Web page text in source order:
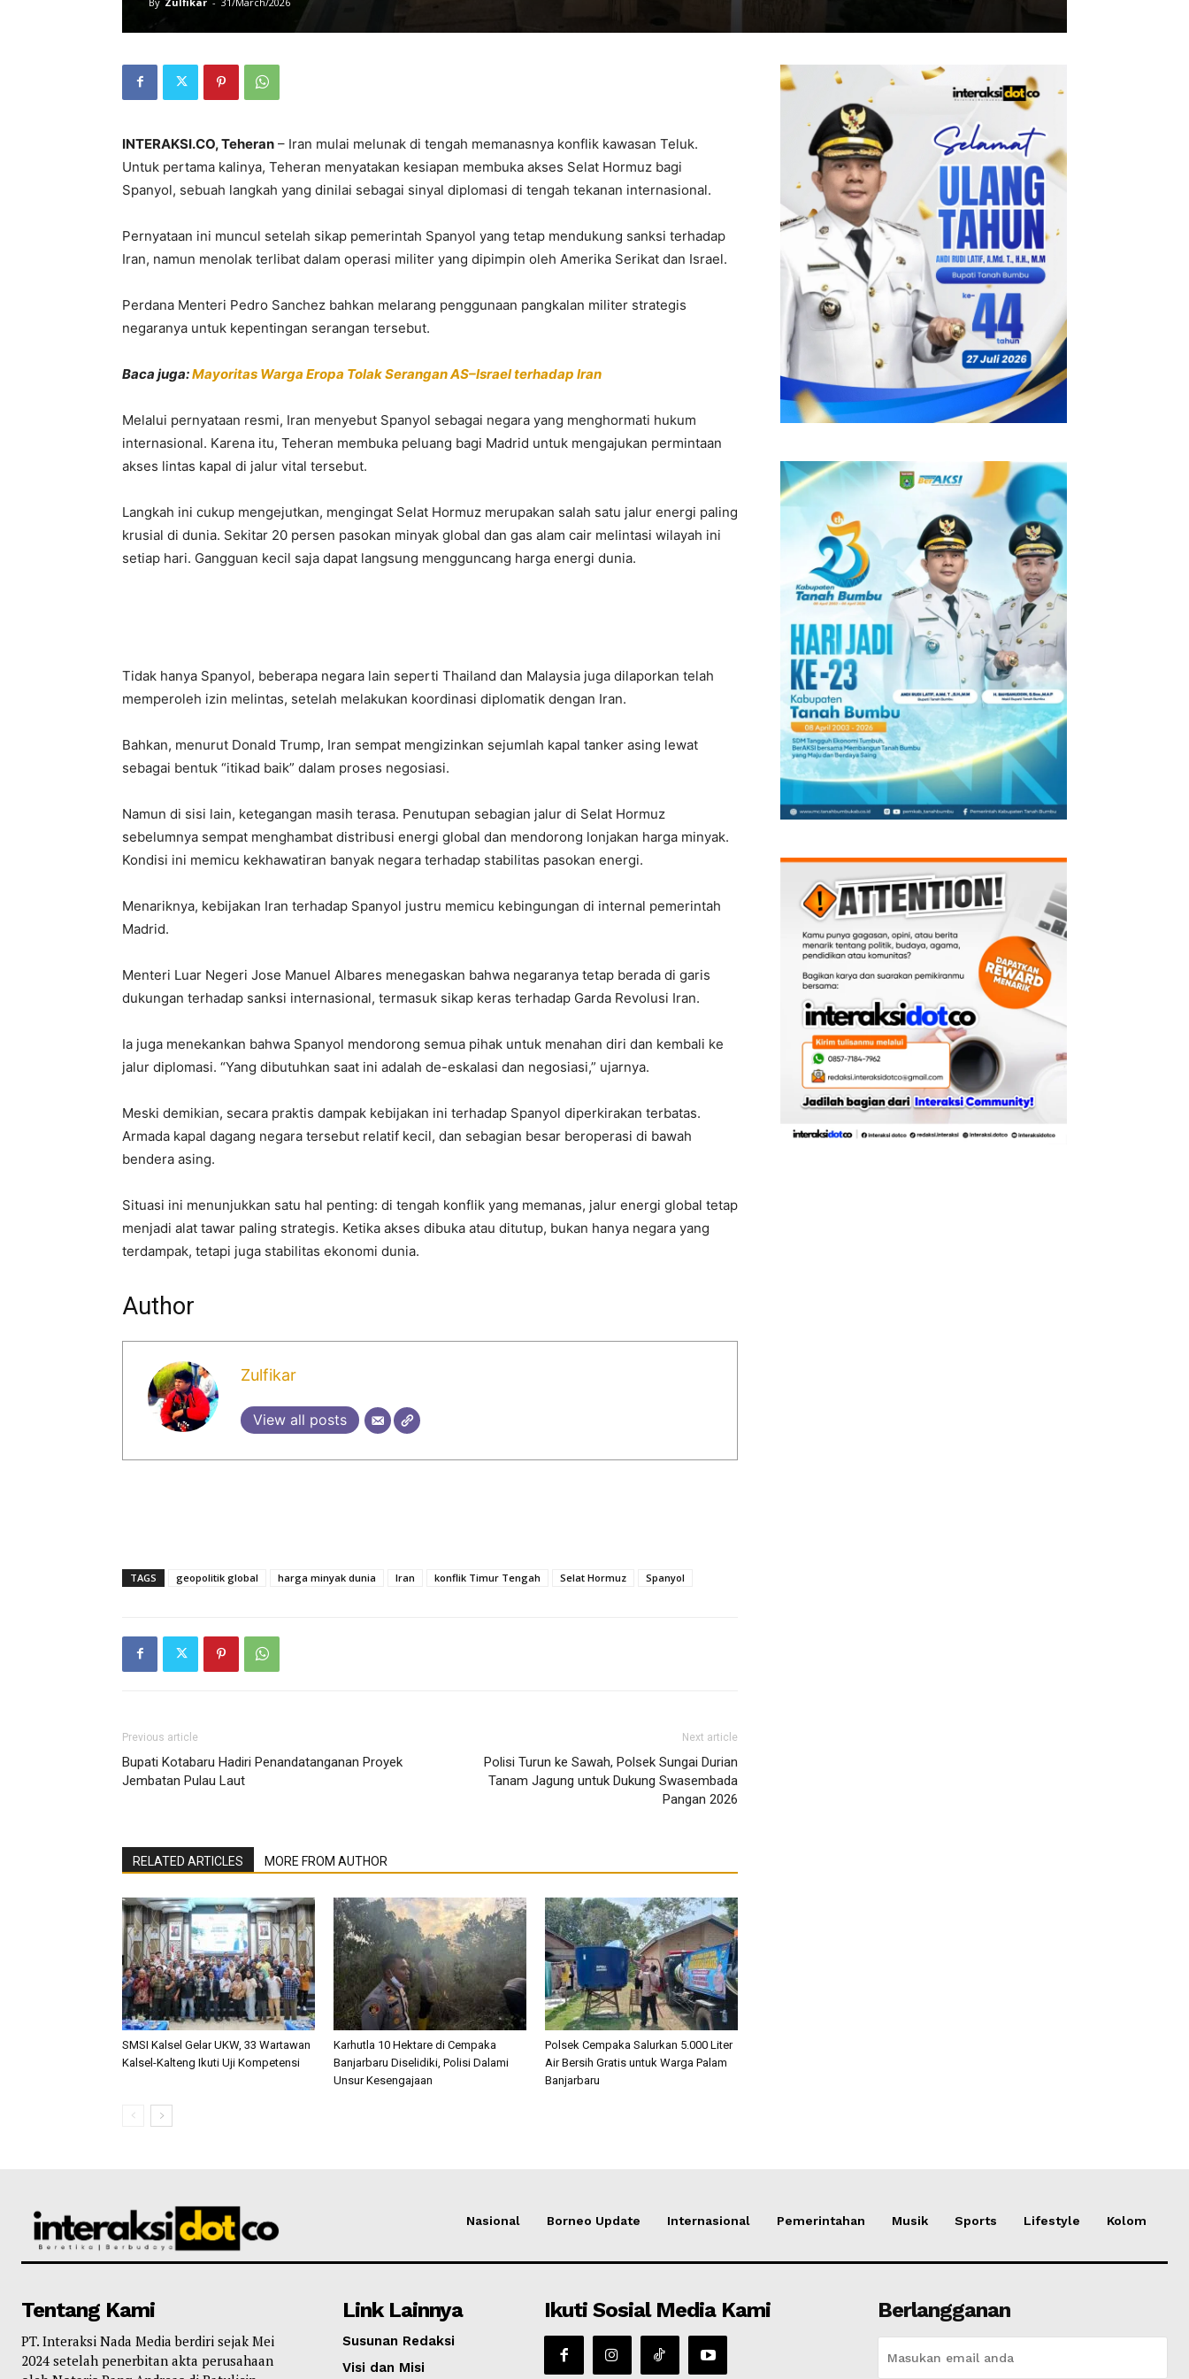
INTERAKSI.CO, Teheran – Iran mulai melunak di tengah memanasnya konflik kawasan Teluk.
Untuk pertama kalinya, Teheran menyatakan kesiapan membuka akses Selat Hormuz bagi
Spanyol, sebuah langkah yang dinilai sebagai sinyal diplomasi di tengah tekanan internasional.
Pernyataan ini muncul setelah sikap pemerintah Spanyol yang tetap mendukung sanksi terhadap
Iran, namun menolak terlibat dalam operasi militer yang dipimpin oleh Amerika Serikat dan Israel.
Perdana Menteri Pedro Sanchez bahkan melarang penggunaan pangkalan militer strategis
negaranya untuk kepentingan serangan tersebut.
Baca juga:Mayoritas Warga Eropa Tolak Serangan AS–Israel terhadap Iran
Melalui pernyataan resmi, Iran menyebut Spanyol sebagai negara yang menghormati hukum
internasional. Karena itu, Teheran membuka peluang bagi Madrid untuk mengajukan permintaan
akses lintas kapal di jalur vital tersebut.
Langkah ini cukup mengejutkan, mengingat Selat Hormuz merupakan salah satu jalur energi paling
krusial di dunia. Sekitar 20 persen pasokan minyak global dan gas alam cair melintasi wilayah ini
setiap hari. Gangguan kecil saja dapat langsung mengguncang harga energi dunia.
Tidak hanya Spanyol, beberapa negara lain seperti Thailand dan Malaysia juga dilaporkan telah
memperoleh izin melintas, setelah melakukan koordinasi diplomatik dengan Iran.
Bahkan, menurut Donald Trump, Iran sempat mengizinkan sejumlah kapal tanker asing lewat
sebagai bentuk “itikad baik” dalam proses negosiasi.
Namun di sisi lain, ketegangan masih terasa. Penutupan sebagian jalur di Selat Hormuz
sebelumnya sempat menghambat distribusi energi global dan mendorong lonjakan harga minyak.
Kondisi ini memicu kekhawatiran banyak negara terhadap stabilitas pasokan energi.
Menariknya, kebijakan Iran terhadap Spanyol justru memicu kebingungan di internal pemerintah
Madrid.
Menteri Luar Negeri Jose Manuel Albares menegaskan bahwa negaranya tetap berada di garis
dukungan terhadap sanksi internasional, termasuk sikap keras terhadap Garda Revolusi Iran.
Ia juga menekankan bahwa Spanyol mendorong semua pihak untuk menahan diri dan kembali ke
jalur diplomasi. “Yang dibutuhkan saat ini adalah de-eskalasi dan negosiasi,” ujarnya.
Meski demikian, secara praktis dampak kebijakan ini terhadap Spanyol diperkirakan terbatas.
Armada kapal dagang negara tersebut relatif kecil, dan sebagian besar beroperasi di bawah
bendera asing.
Situasi ini menunjukkan satu hal penting: di tengah konflik yang memanas, jalur energi global tetap
menjadi alat tawar paling strategis. Ketika akses dibuka atau ditutup, bukan hanya negara yang
terdampak, tetapi juga stabilitas ekonomi dunia.
Author
Zulfikar
View all posts
TAGS geopolitik global harga minyak dunia Iran konflik Timur Tengah Selat Hormuz Spanyol
Previous article
Bupati Kotabaru Hadiri Penandatanganan Proyek
Jembatan Pulau Laut
Next article
Polisi Turun ke Sawah, Polsek Sungai Durian
Tanam Jagung untuk Dukung Swasembada
Pangan 2026
RELATED ARTICLES MORE FROM AUTHOR
SMSI Kalsel Gelar UKW, 33 Wartawan
Kalsel-Kalteng Ikuti Uji Kompetensi
Karhutla 10 Hektare di Cempaka
Banjarbaru Diselidiki, Polisi Dalami
Unsur Kesengajaan
Polsek Cempaka Salurkan 5.000 Liter
Air Bersih Gratis untuk Warga Palam
Banjarbaru
Nasional Borneo Update Internasional Pemerintahan Musik Sports Lifestyle Kolom
Tentang Kami
PT. Interaksi Nada Media berdiri sejak Mei
2024 setelah penerbitan akta perusahaan
Link Lainnya
Susunan Redaksi
Visi dan Misi
Ikuti Sosial Media Kami Berlangganan